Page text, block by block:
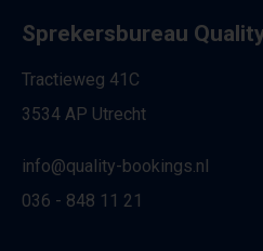
Sprekersbureau
Tractieweg 41C
3534 AP Utrecht
info@quality-bookings.nl
036 - 848 11 21